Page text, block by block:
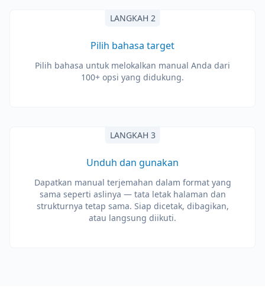
LANGKAH 2
Pilih bahasa target
Pilih bahasa untuk melokalkan manual Anda dari
100+ opsi yang didukung.
LANGKAH 3
Unduh dan gunakan
Dapatkan manual terjemahan dalam format yang
sama seperti aslinya — tata letak halaman dan
strukturnya tetap sama. Siap dicetak, dibagikan,
atau langsung diikuti.